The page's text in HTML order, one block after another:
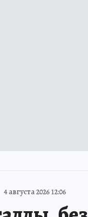
4 августа 2026 12:06